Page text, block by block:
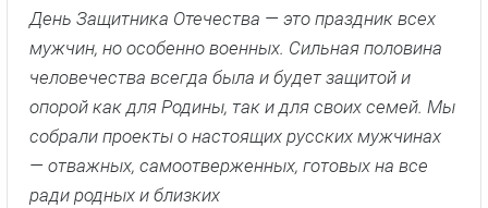
День Защитника Отечества — это праздник всех
мужчин, но особенно военных. Сильная половина
человечества всегда была и будет защитой и
опорой как для Родины, так и для своих семей. Мы
собрали проекты о настоящих русских мужчинах
— отважных, самоотверженных, готовых на все
ради родных и близких